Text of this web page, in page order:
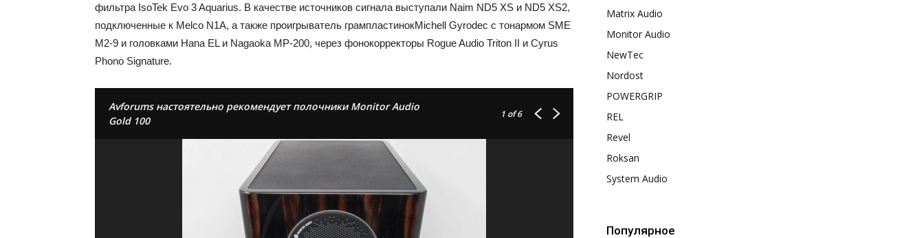
фильтра IsoTek Evo 3 Aquarius. В качестве источников сигнала выступали Naim ND5 XS и ND5 XS2,
подключенные к Melco N1A, а также проигрыватель грампластинокMichell Gyrodec с тонармом SME
M2-9 и головками Hana EL и Nagaoka MP-200, через фонокорректоры Rogue Audio Triton II и Cyrus
Phono Signature.
Avforums настоятельно рекомендует полочники Monitor Audio
Gold 100
1 of 6
Matrix Audio
Monitor Audio
NewTec
Nordost
POWERGRIP
REL
Revel
Roksan
System Audio
Популярное